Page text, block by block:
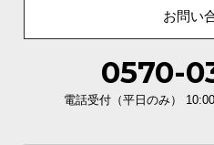
お問い
0570-
電話受付（平日のみ）